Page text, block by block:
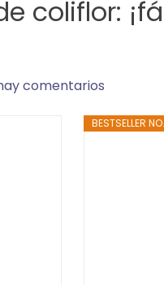
coliflor:
comentarios
BESTSELLER